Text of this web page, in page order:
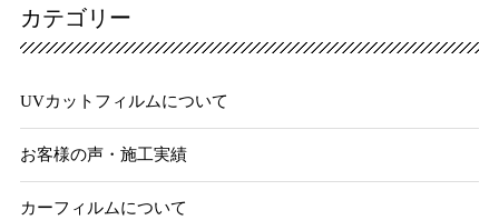
カテゴリー
UVカットフィルムについて
お客様の声・施工実績
カーフィルムについて